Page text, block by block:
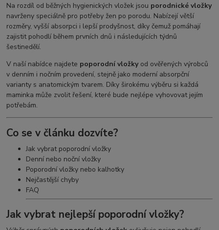
Na rozdíl od běžných hygienických vložek jsou porodnické vložky
navrženy speciálně pro potřeby žen po porodu. Nabízejí větší
rozměry, vyšší absorpci i lepší prodyšnost, díky čemuž pomáhají
zajistit pohodlí během prvních dnů i následujících týdnů
šestinedělí.
V naší nabídce najdete poporodní vložkyod ověřených výrobců
v denním i nočním provedení, stejně jako moderní absorpční
varianty s anatomickým tvarem. Díky širokému výběru si každá
maminka může zvolit řešení, které bude nejlépe vyhovovat jejím
potřebám.
Co se v článku dozvíte?
Jak vybrat poporodní vložky
Denní nebo noční vložky
Poporodní vložky nebo kalhotky
Nejčastější chyby
FAQ
Jak vybrat nejlepší poporodní vložky?